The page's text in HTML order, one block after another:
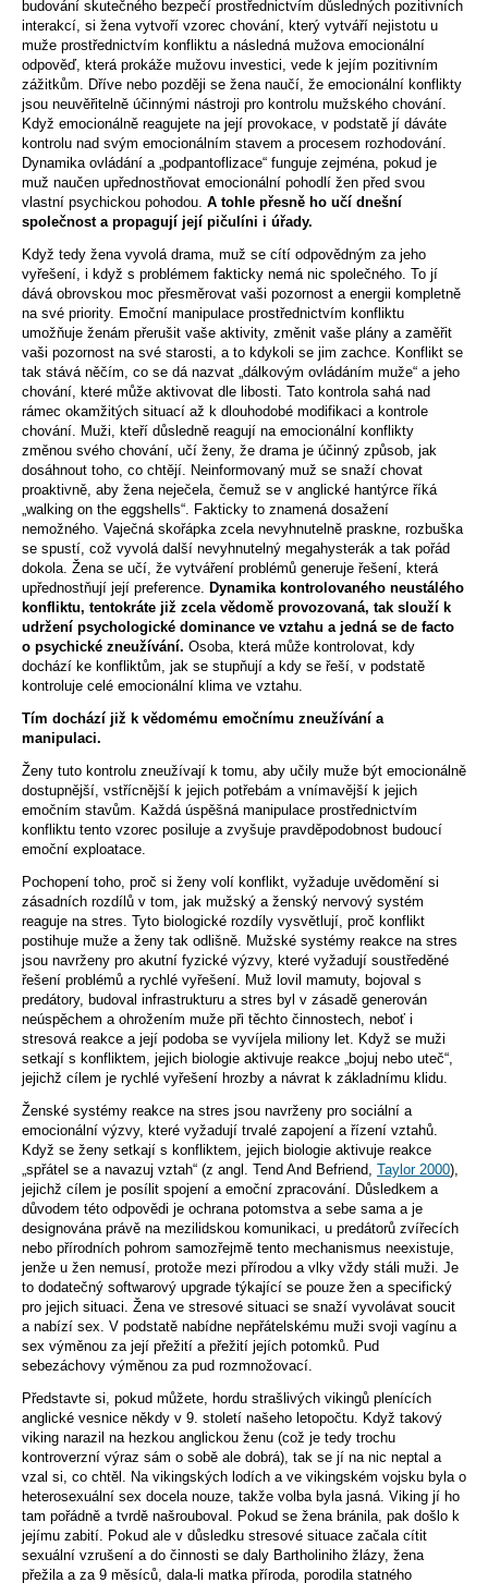
budování skutečného bezpečí prostřednictvím důsledných pozitivních
interakcí, si žena vytvoří vzorec chování, který vytváří nejistotu u
muže prostřednictvím konfliktu a následná mužova emocionální
odpověď, která prokáže mužovu investici, vede k jejím pozitivním
zážitkům. Dříve nebo později se žena naučí, že emocionální konflikty
jsou neuvěřitelně účinnými nástroji pro kontrolu mužského chování.
Když emocionálně reagujete na její provokace, v podstatě jí dáváte
kontrolu nad svým emocionálním stavem a procesem rozhodování.
Dynamika ovládání a „podpantoflizace“ funguje zejména, pokud je
muž naučen upřednostňovat emocionální pohodlí žen před svou
vlastní psychickou pohodou. A tohle přesně ho učí dnešní
společnost a propagují její pičulíni i úřady.
Když tedy žena vyvolá drama, muž se cítí odpovědným za jeho
vyřešení, i když s problémem fakticky nemá nic společného. To jí
dává obrovskou moc přesměrovat vaši pozornost a energii kompletně
na své priority. Emoční manipulace prostřednictvím konfliktu
umožňuje ženám přerušit vaše aktivity, změnit vaše plány a zaměřit
vaši pozornost na své starosti, a to kdykoli se jim zachce. Konflikt se
tak stává něčím, co se dá nazvat „dálkovým ovládáním muže“ a jeho
chování, které může aktivovat dle libosti. Tato kontrola sahá nad
rámec okamžitých situací až k dlouhodobé modifikaci a kontrole
chování. Muži, kteří důsledně reagují na emocionální konflikty
změnou svého chování, učí ženy, že drama je účinný způsob, jak
dosáhnout toho, co chtějí. Neinformovaný muž se snaží chovat
proaktivně, aby žena neječela, čemuž se v anglické hantýrce říká
„walking on the eggshells“. Fakticky to znamená dosažení
nemožného. Vaječná skořápka zcela nevyhnutelně praskne, rozbuška
se spustí, což vyvolá další nevyhnutelný megahysterák a tak pořád
dokola. Žena se učí, že vytváření problémů generuje řešení, která
upřednostňují její preference.
Dynamika kontrolovaného neustálého
konfliktu, tentokráte již zcela vědomě provozovaná, tak slouží k
udržení psychologické dominance ve vztahu a jedná se de facto
o psychické zneužívání. Osoba, která může kontrolovat, kdy
dochází ke konfliktům, jak se stupňují a kdy se řeší, v podstatě
kontroluje celé emocionální klima ve vztahu.
Tím dochází již k vědomému emočnímu zneužívání a
manipulaci.
Ženy tuto kontrolu zneužívají k tomu, aby učily muže být emocionálně
dostupnější, vstřícnější k jejich potřebám a vnímavější k jejich
emočním stavům. Každá úspěšná manipulace prostřednictvím
konfliktu tento vzorec posiluje a zvyšuje pravděpodobnost budoucí
emoční exploatace.
Pochopení toho, proč si ženy volí konflikt, vyžaduje uvědomění si
zásadních rozdílů v tom, jak mužský a ženský nervový systém
reaguje na stres. Tyto biologické rozdíly vysvětlují, proč konflikt
postihuje muže a ženy tak odlišně. Mužské systémy reakce na stres
jsou navrženy pro akutní fyzické výzvy, které vyžadují soustředěné
řešení problémů a rychlé vyřešení. Muž lovil mamuty, bojoval s
predátory, budoval infrastrukturu a stres byl v zásadě generován
neúspěchem a ohrožením muže při těchto činnostech, neboť i
stresová reakce a její podoba se vyvíjela miliony let. Když se muži
setkají s konfliktem, jejich biologie aktivuje reakce „bojuj nebo uteč“,
jejichž cílem je rychlé vyřešení hrozby a návrat k základnímu klidu.
Ženské systémy reakce na stres jsou navrženy pro sociální a
emocionální výzvy, které vyžadují trvalé zapojení a řízení vztahů.
Když se ženy setkají s konfliktem, jejich biologie aktivuje reakce
„spřátel se a navazuj vztah“ (z angl. Tend And Befriend, Taylor 2000),
jejichž cílem je posílit spojení a emoční zpracování. Důsledkem a
důvodem této odpovědi je ochrana potomstva a sebe sama a je
designována právě na mezilidskou komunikaci, u predátorů zvířecích
nebo přírodních pohrom samozřejmě tento mechanismus neexistuje,
jenže u žen nemusí, protože mezi přírodou a vlky vždy stáli muži. Je
to dodatečný softwarový upgrade týkající se pouze žen a specifický
pro jejich situaci. Žena ve stresové situaci se snaží vyvolávat soucit
a nabízí sex. V podstatě nabídne nepřátelskému muži svoji vagínu a
sex výměnou za její přežití a přežití jejích potomků. Pud
sebezáchovy výměnou za pud rozmnožovací.
Představte si, pokud můžete, hordu strašlivých vikingů plenících
anglické vesnice někdy v 9. století našeho letopočtu. Když takový
viking narazil na hezkou anglickou ženu (což je tedy trochu
kontroverzní výraz sám o sobě ale dobrá), tak se jí na nic neptal a
vzal si, co chtěl. Na vikingských lodích a ve vikingském vojsku byla o
heterosexuální sex docela nouze, takže volba byla jasná. Viking jí ho
tam pořádně a tvrdě našrouboval. Pokud se žena bránila, pak došlo k
jejímu zabití. Pokud ale v důsledku stresové situace začala cítit
sexuální vzrušení a do činnosti se daly Bartholiniho žlázy, žena
přežila a za 9 měsíců, dala-li matka příroda, porodila statného